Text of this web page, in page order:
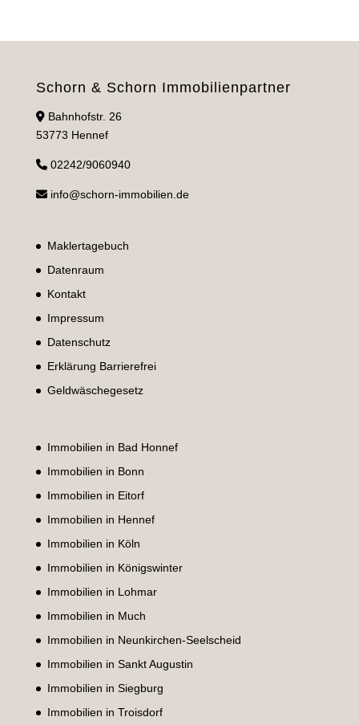
Schorn & Schorn Immobilienpartner
Bahnhofstr. 26
53773 Hennef
02242/9060940
info@schorn-immobilien.de
Maklertagebuch
Datenraum
Kontakt
Impressum
Datenschutz
Erklärung Barrierefrei
Geldwäschegesetz
Immobilien in Bad Honnef
Immobilien in Bonn
Immobilien in Eitorf
Immobilien in Hennef
Immobilien in Köln
Immobilien in Königswinter
Immobilien in Lohmar
Immobilien in Much
Immobilien in Neunkirchen-Seelscheid
Immobilien in Sankt Augustin
Immobilien in Siegburg
Immobilien in Troisdorf